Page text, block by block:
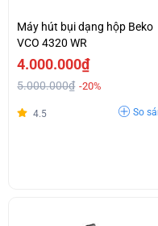
Máy hút bụi dạng hộp Beko
VCO 4320 WR
4.000.000₫
5.000.000₫ -20%
4.5 So